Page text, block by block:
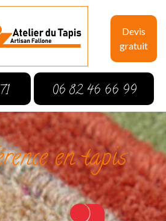
Devis
gratuit
06 82 46 66 99
en tapis